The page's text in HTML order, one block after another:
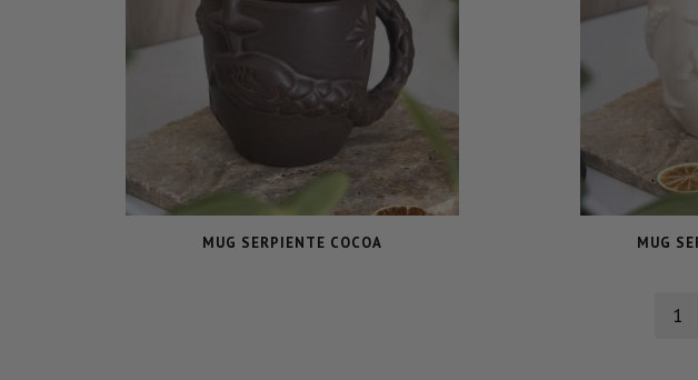
MUG SERPIENTE COCOA MUG
1